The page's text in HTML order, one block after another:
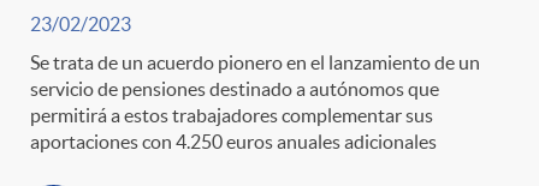
23/02/2023
Se trata de un acuerdo pionero en el lanzamiento de un
servicio de pensiones destinado a autónomos que
permitirá a estos trabajadores complementar sus
aportaciones con 4.250 euros anuales adicionales